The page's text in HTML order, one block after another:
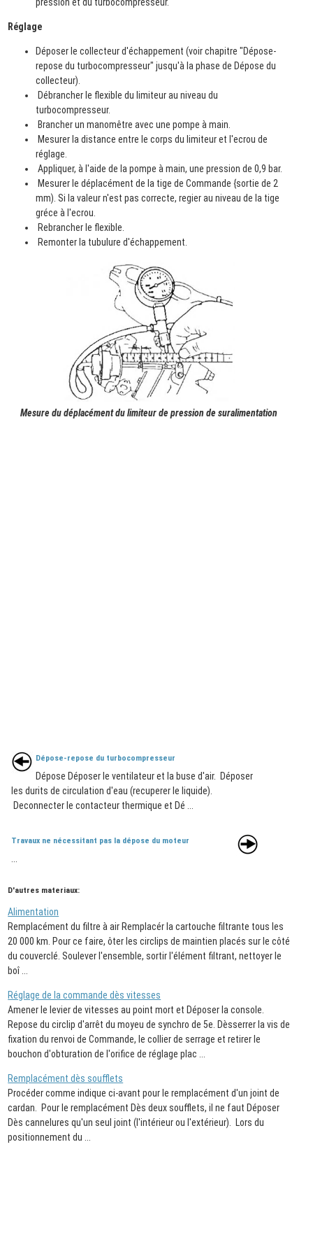
Réglage
Déposer le collecteur d'échappement (voir chapitre "Dépose-
repose du turbocompresseur" jusqu'à la phase de Dépose du
collecteur).
Débrancher le flexible du limiteur au niveau du
turbocompresseur.
Brancher un manomêtre avec une pompe à main.
Mesurer la distance entre le corps du limiteur et l'ecrou de
réglage.
Appliquer, à l'aide de la pompe à main, une pression de 0,9 bar.
Mesurer le déplacément de la tige de Commande {sortie de 2
mm). Si la valeur n'est pas correcte, regier au niveau de la tige
gréce à l'ecrou.
Rebrancher le flexible.
Remonter la tubulure d'échappement.
Mesure du déplacément du limiteur de pression de suralimentation
Dépose-repose du turbocompresseur
Dépose Déposer le ventilateur et la buse d'air. Déposer
les durits de circulation d'eau (recuperer le liquide).
Deconnecter le contacteur thermique et Dé ...
Travaux ne nécessitant pas la dépose du moteur
D'autres materiaux:
Alimentation
Remplacément du filtre à air Remplacér la cartouche filtrante tous les
20 000 km. Pour ce faire, ôter les circlips de maintien placés sur le côté
du couverclé. Soulever l'ensemble, sortir l'élément filtrant, nettoyer le
boî ...
Réglage de la commande dès vitesses
Amener le levier de vitesses au point mort et Déposer la console.
Repose du circlip d'arrêt du moyeu de synchro de 5e. Dèsserrer la vis de
fixation du renvoi de Commande, le collier de serrage et retirer le
bouchon d'obturation de l'orifice de réglage plac ...
Remplacément dès soufflets
Procéder comme indique ci-avant pour le remplacément d'un joint de
cardan. Pour le remplacément Dès deux soufflets, il ne faut Déposer
Dès cannelures qu'un seul joint (l'intérieur ou l'extérieur). Lors du
positionnement du ...